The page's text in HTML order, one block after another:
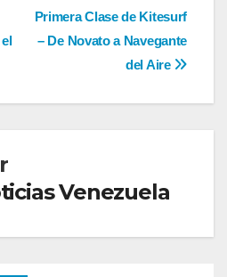
Primera Clase de Kitesurf
– De Novato a Navegante
del Aire
Venezuela